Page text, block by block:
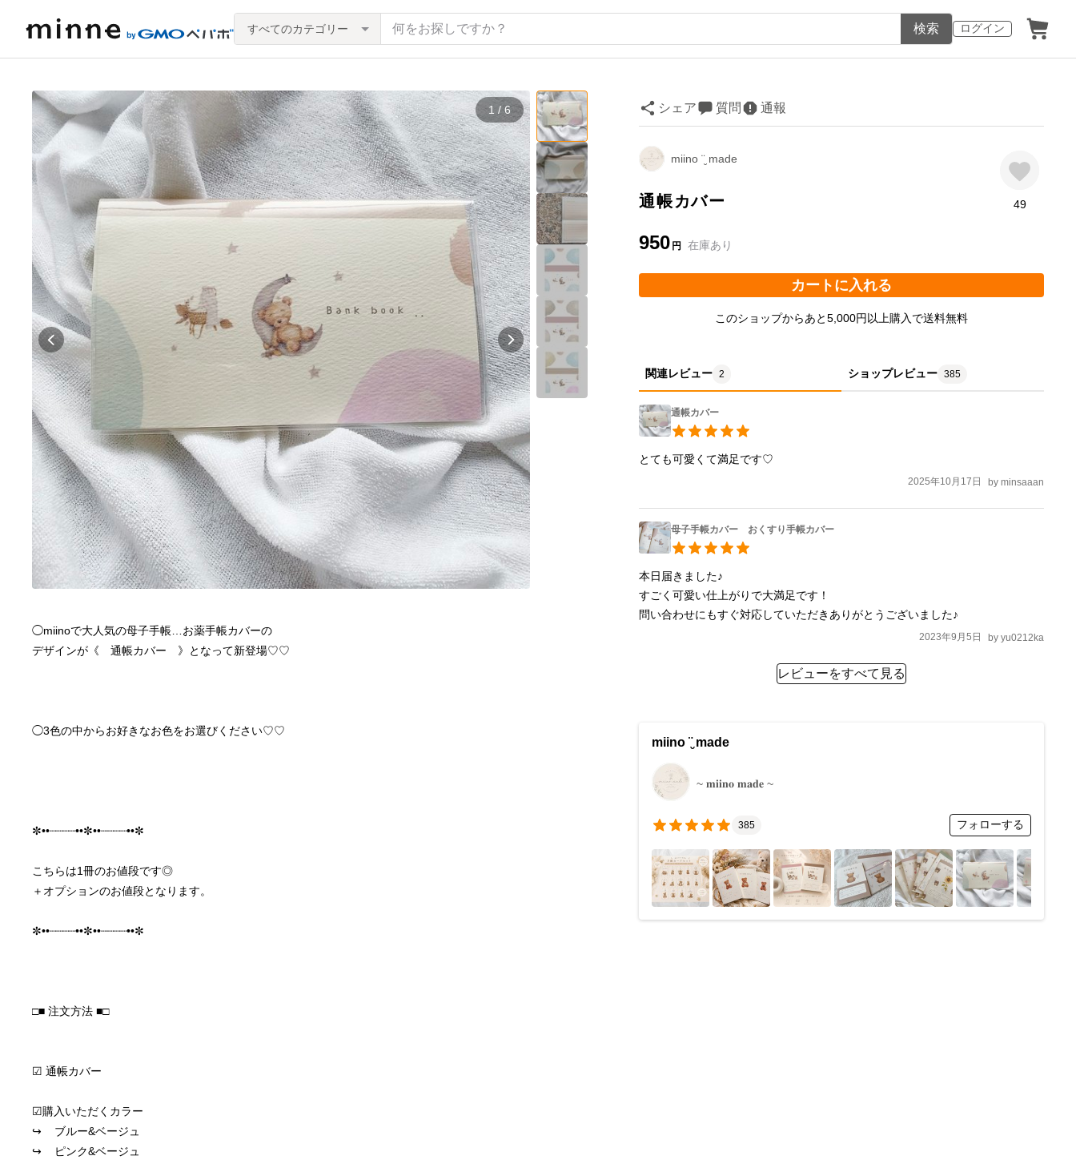
ログイン
すべてのカテゴリー 検索
1 / 6 シェア 質問 通報
miino ¨̮ made
通帳カバー
950 円 在庫あり
49
カートに入れる
このショップからあと5,000円以上購入で送料無料
◯miinoで大人気の母子手帳…お薬手帳カバーの
デザインが《　通帳カバー　》となって新登場♡♡
◯3色の中からお好きなお色をお選びください♡♡
✼••┈┈┈┈••✼••┈┈┈┈••✼
こちらは1冊のお値段です◎
＋オプションのお値段となります。
✼••┈┈┈┈••✼••┈┈┈┈••✼
□■ 注文方法 ■□
☑︎ 通帳カバー
☑︎購入いただくカラー
↪︎    ブルー&ベージュ
↪︎    ピンク&ベージュ
関連レビュー 2 ショップレビュー 385
通帳カバー
とても可愛くて満足です♡
2025年10月17日 by minsaaan
母子手帳カバー おくすり手帳カバー
本日届きました♪
すごく可愛い仕上がりで大満足です！
問い合わせにもすぐ対応していただきありがとうございました♪
2023年9月5日 by yu0212ka
レビューをすべて見る
miino ¨̮ made
~ 𝐦𝐢𝐢𝐧𝐨 𝐦𝐚𝐝𝐞 ~
385 フォローする